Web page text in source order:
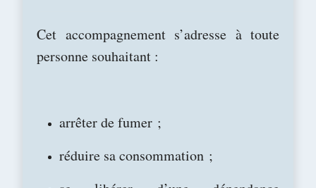
Cet accompagnement s’adresse à toute
personne souhaitant :
arrêter de fumer ;
réduire sa consommation ;